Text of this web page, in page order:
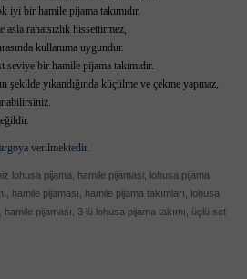
iyi bir hamile pijama takımıdır.
asla rahatsızlık hissettirmez,
kullanıma uygundur.
bir hamile pijama takımıdır.
şekilde yıkandığında küçülme ve çekme yapmaz,
verilmektedir.
lohusa pijama, hamile pijamasi, lohusa pijama
hamile pijaması, hamile pijama takımları, lohusa
hamile pijaması, 3 lü lohusa pijama takımı, üçlü set